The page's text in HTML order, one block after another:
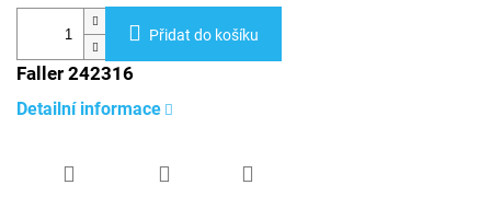
Přidat do košíku
Faller 242316
Detailní informace